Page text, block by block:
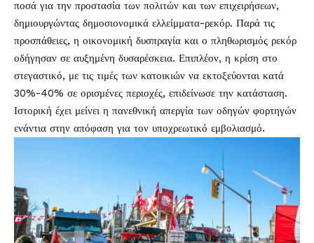
ποσά για την προστασία των πολιτών και των επιχειρήσεων,
δημιουργώντας δημοσιονομικά ελλείμματα-ρεκόρ. Παρά τις
προσπάθειες, η οικονομική δυσπραγία και ο πληθωρισμός ρεκόρ
οδήγησαν σε αυξημένη δυσαρέσκεια. Επιπλέον, η κρίση στο
στεγαστικό, με τις τιμές των κατοικιών να εκτοξεύονται κατά
30%-40% σε ορισμένες περιοχές, επιδείνωσε την κατάσταση.
Ιστορική έχει μείνει η πανεθνική απεργία των οδηγών φορτηγών
ενάντια στην απόφαση για τον υποχρεωτικό εμβολιασμό.